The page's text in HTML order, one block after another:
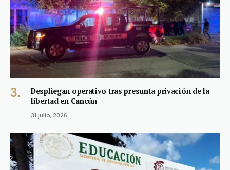
Despliegan operativo tras presunta privación de la
libertad en Cancún
31 julio, 2026